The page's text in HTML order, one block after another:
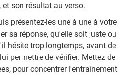
son résultat au verso.
présentez-les une à une à votre
sa réponse, qu'elle soit juste ou
hésite trop longtemps, avant de
permettre de vérifier. Mettez de
pour concentrer l'entraînement